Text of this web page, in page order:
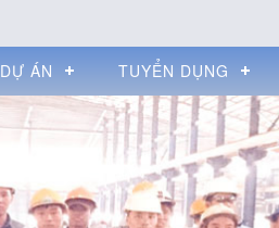
GIA
DỰ ÁN TUYỂN DỤNG